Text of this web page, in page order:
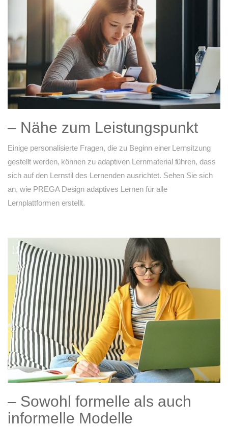
– Nähe zum Leistungspunkt
Einige personalisierte Fragen, die zu Beginn einer Lernsitzung
gestellt werden, können zu adaptiven Lernmaterial führen, dass
sich auf den Lernstil des Lernenden ausrichtet. Sehen Sie sich
an, wie PREGA Design adaptives Lernen für alle
Lernplattformen erstellt.
– Sowohl formelle als auch
informelle Modelle